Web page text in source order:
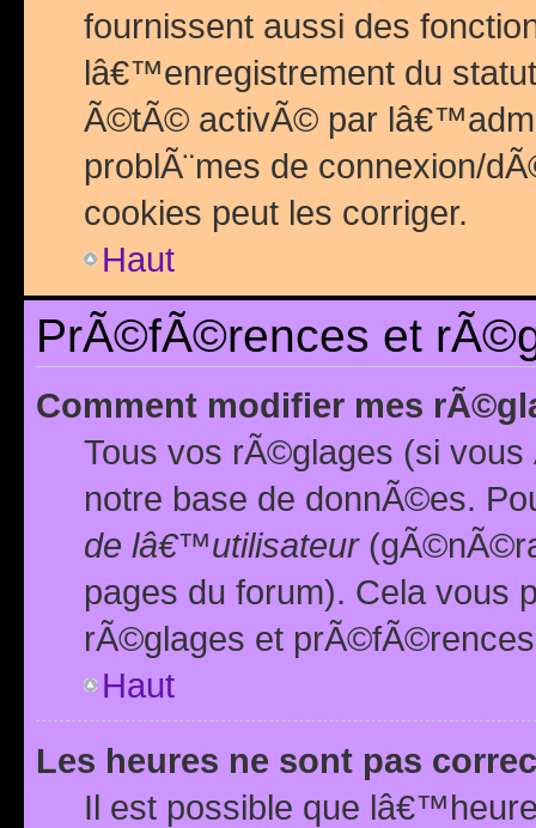
fournissent aussi des
lâ€™enregistrement du
Ã©tÃ© activÃ© par
problÃ¨mes de connexion/
cookies peut les corriger.
Haut
PrÃ©fÃ©rences et
Comment modifier mes
Tous vos rÃ©glages (si
notre base de donnÃ©es.
de lâ€™utilisateur
pages du forum). Cela vous
rÃ©glages et
Haut
Les heures ne sont pas
Il est possible que